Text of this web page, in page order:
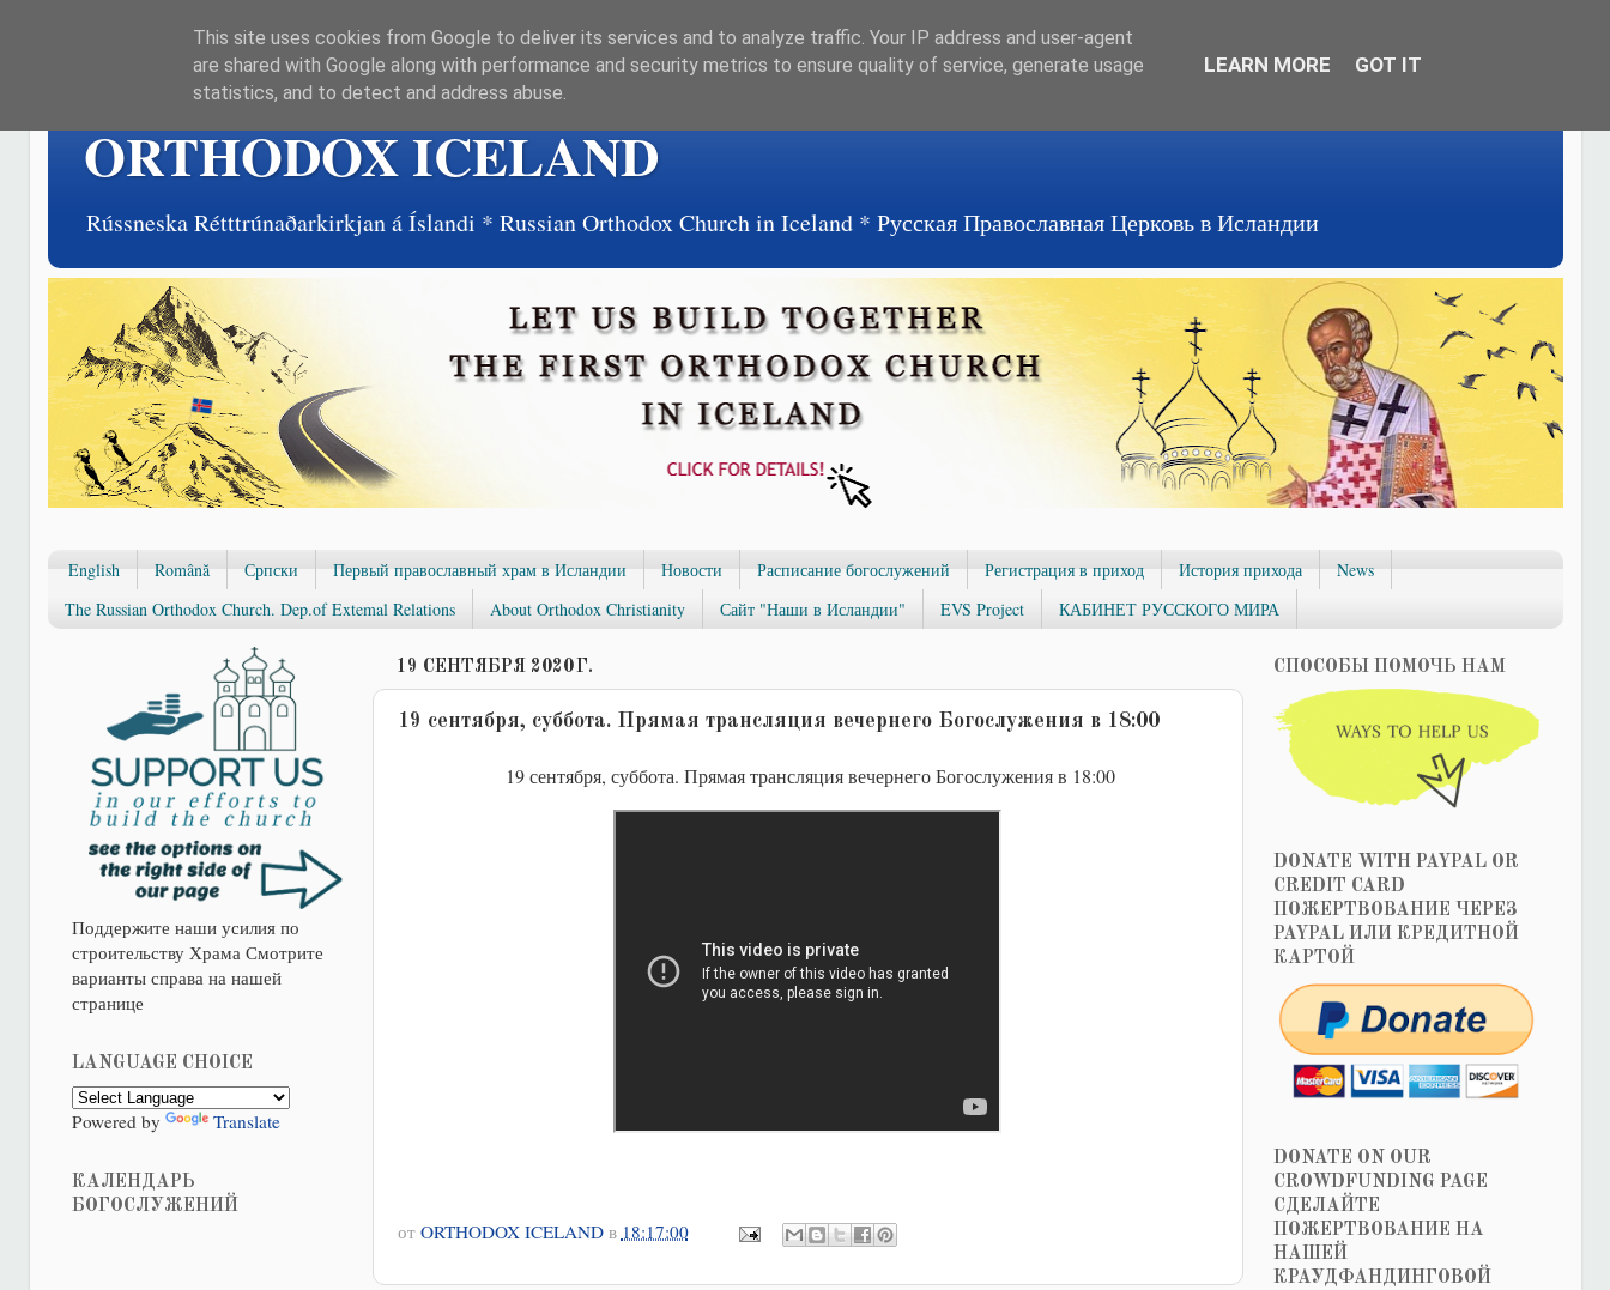
ORTHODOX ICELAND
Rússneska Rétttrúnaðarkirkjan á Íslandi * Russian Orthodox Church in Iceland * Русская Православная Церковь в Исландии
English Română Српски Первый православный храм в Исландии Новости Расписание богослужений Регистрация в приход История прихода
News
The Russian Orthodox Church. Dep.of Extemal Relations
About Orthodox Christianity Сайт "Наши в Исландии" EVS Project КАБИНЕТ РУССКОГО МИРА
19 СЕНТЯБРЯ 2020 Г.
19 сентября, суббота. Прямая трансляция вечернего Богослужения в 18:00
19 сентября, суббота. Прямая трансляция вечернего Богослужения в 18:00
от ORTHODOX ICELAND в 18:17:00
Поддержите наши усилия по
строительству Храма Смотрите
варианты справа на нашей
странице
LANGUAGE CHOICE
Powered by Translate
КАЛЕНДАРЬ
БОГОСЛУЖЕНИЙ
СПОСОБЫ ПОМОЧЬ НАМ
DONATE WITH PAYPAL OR
CREDIT CARD
ПОЖЕРТВОВАНИЕ ЧЕРЕЗ
PAYPAL ИЛИ КРЕДИТНОЙ
КАРТОЙ
DONATE ON OUR
CROWDFUNDING PAGE
СДЕЛАЙТЕ
ПОЖЕРТВОВАНИЕ НА
НАШЕЙ
КРАУДФАНДИНГОВОЙ
This site uses cookies from Google to deliver its services and to analyze traffic. Your IP address and user-agent
are shared with Google along with performance and security metrics to ensure quality of service, generate usage
statistics, and to detect and address abuse.
LEARN MORE GOT IT